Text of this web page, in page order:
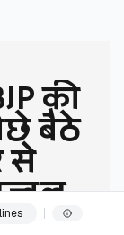
की
बैठे
से
काम